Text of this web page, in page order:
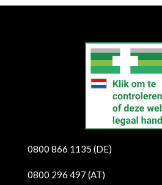
0800 866 1135 (DE)
0800 296 497 (AT)